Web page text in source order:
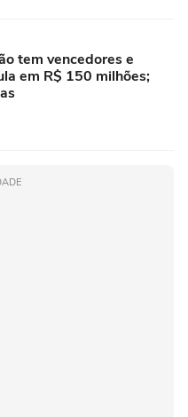
tem vencedores e
em R$ 150 milhões;